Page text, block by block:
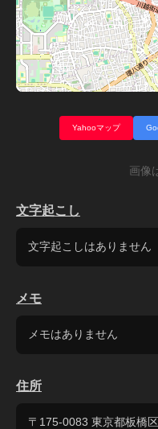
Yahooマップ
画像
文字起こし
文字起こしはありません
メモ
メモはありません
住所
〒175-0083 東京都板橋